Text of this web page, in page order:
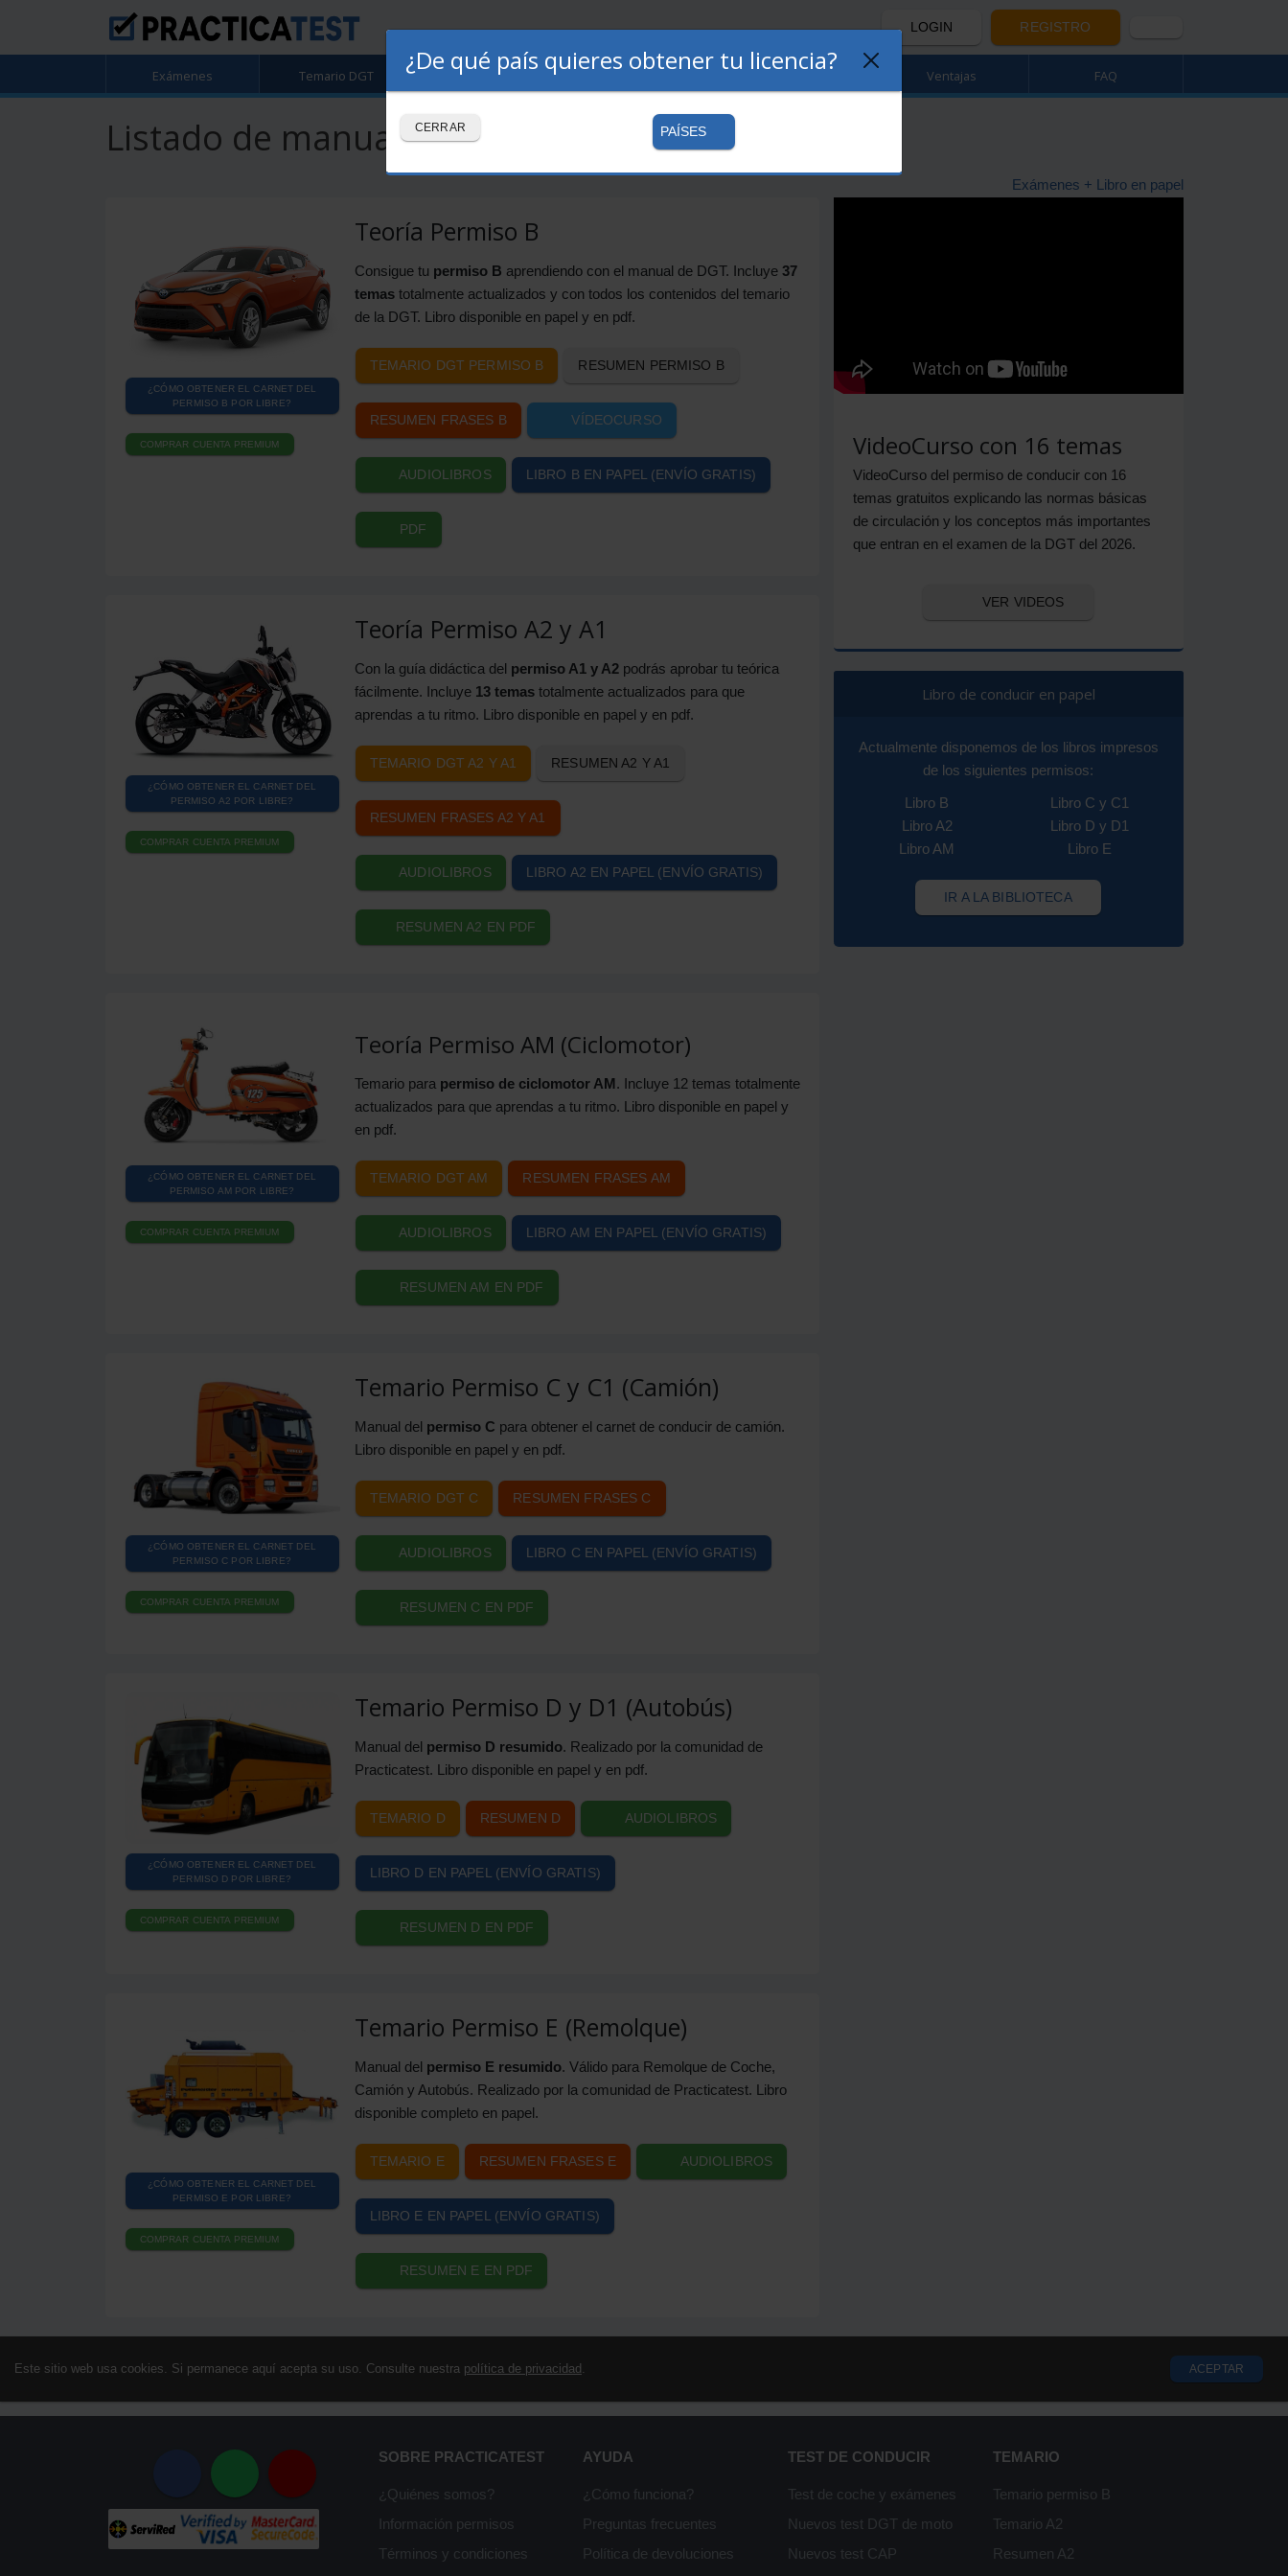
LOGIN REGISTRO
Exámenes Temario DGT Premium Ventajas FAQ
Listado de manuales online o formato libro
Exámenes + Libro en papel
¿CÓMO OBTENER EL CARNET DEL
PERMISO B POR LIBRE?
COMPRAR CUENTA PREMIUM
Teoría Permiso B
Consigue tu permiso B aprendiendo con el manual de DGT. Incluye 37
temastotalmente actualizados y con todos los contenidos del temario
de la DGT. Libro disponible en papel y en pdf.
TEMARIO DGT PERMISO B RESUMEN PERMISO B
RESUMEN FRASES B VÍDEOCURSO
AUDIOLIBROS LIBRO B EN PAPEL (ENVÍO GRATIS)
PDF
¿CÓMO OBTENER EL CARNET DEL
PERMISO A2 POR LIBRE?
COMPRAR CUENTA PREMIUM
Teoría Permiso A2 y A1
Con la guía didáctica del permiso A1 y A2podrás aprobar tu teórica
fácilmente. Incluye 13 temastotalmente actualizados para que
aprendas a tu ritmo. Libro disponible en papel y en pdf.
TEMARIO DGT A2 Y A1 RESUMEN A2 Y A1
RESUMEN FRASES A2 Y A1
AUDIOLIBROS LIBRO A2 EN PAPEL (ENVÍO GRATIS)
RESUMEN A2 EN PDF
¿CÓMO OBTENER EL CARNET DEL
PERMISO AM POR LIBRE?
COMPRAR CUENTA PREMIUM
Teoría Permiso AM (Ciclomotor)
Temario para permiso de ciclomotor AM. Incluye 12 temas totalmente
actualizados para que aprendas a tu ritmo. Libro disponible en papel y
en pdf.
TEMARIO DGT AM RESUMEN FRASES AM
AUDIOLIBROS LIBRO AM EN PAPEL (ENVÍO GRATIS)
RESUMEN AM EN PDF
¿CÓMO OBTENER EL CARNET DEL
PERMISO C POR LIBRE?
COMPRAR CUENTA PREMIUM
Temario Permiso C y C1 (Camión)
Manual del permiso C para obtener el carnet de conducir de camión.
Libro disponible en papel y en pdf.
TEMARIO DGT C RESUMEN FRASES C
AUDIOLIBROS LIBRO C EN PAPEL (ENVÍO GRATIS)
RESUMEN C EN PDF
¿CÓMO OBTENER EL CARNET DEL
PERMISO D POR LIBRE?
COMPRAR CUENTA PREMIUM
Temario Permiso D y D1 (Autobús)
Manual del permiso D resumido. Realizado por la comunidad de
Practicatest. Libro disponible en papel y en pdf.
TEMARIO D RESUMEN D AUDIOLIBROS
LIBRO D EN PAPEL (ENVÍO GRATIS)
RESUMEN D EN PDF
¿CÓMO OBTENER EL CARNET DEL
PERMISO E POR LIBRE?
COMPRAR CUENTA PREMIUM
Temario Permiso E (Remolque)
Manual del permiso E resumido. Válido para Remolque de Coche,
Camión y Autobús. Realizado por la comunidad de Practicatest. Libro
disponible completo en papel.
TEMARIO E RESUMEN FRASES E AUDIOLIBROS
LIBRO E EN PAPEL (ENVÍO GRATIS)
RESUMEN E EN PDF
VideoCurso con 16 temas
VideoCurso del permiso de conducir con 16
temas gratuitos explicando las normas básicas
de circulación y los conceptos más importantes
que entran en el examen de la DGT del 2026.
VER VIDEOS
Libro de conducir en papel
Actualmente disponemos de los libros impresos
de los siguientes permisos:
Libro B
Libro A2
Libro AM
Libro C y C1
Libro D y D1
Libro E
IR A LA BIBLIOTECA
Este sitio web usa cookies. Si permanece aquí acepta su uso. Consulte nuestra política de privacidad . ACEPTAR
SOBRE PRACTICATEST
¿Quiénes somos?
Información permisos
Términos y condiciones
AYUDA
¿Cómo funciona?
Preguntas frecuentes
Política de devoluciones
TEST DE CONDUCIR
Test de coche y exámenes
Nuevos test DGT de moto
Nuevos test CAP
TEMARIO
Temario permiso B
Temario A2
Resumen A2
¿De qué país quieres obtener tu licencia?
CERRAR PAÍSES